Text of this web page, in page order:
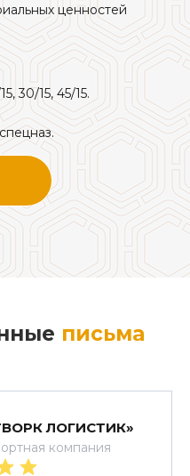
ценностей
30/15, 45/15.
письма
ЛОГИСТИК»
компания